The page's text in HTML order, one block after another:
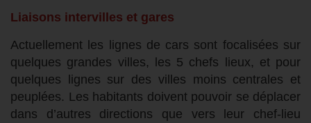
Liaisons intervilles et gares
Actuellement les lignes de cars sont focalisées sur
quelques grandes villes, les 5 chefs lieux, et pour
quelques lignes sur des villes moins centrales et
peuplées. Les habitants doivent pouvoir se déplacer
dans d’autres directions que vers leur chef-lieu